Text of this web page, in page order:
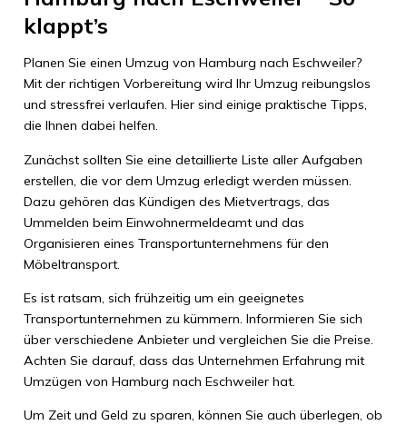
klappt’s
Planen Sie einen Umzug von Hamburg nach Eschweiler?
Mit der richtigen Vorbereitung wird Ihr Umzug reibungslos
und stressfrei verlaufen. Hier sind einige praktische Tipps,
die Ihnen dabei helfen.
Zunächst sollten Sie eine detaillierte Liste aller Aufgaben
erstellen, die vor dem Umzug erledigt werden müssen.
Dazu gehören das Kündigen des Mietvertrags, das
Ummelden beim Einwohnermeldeamt und das
Organisieren eines Transportunternehmens für den
Möbeltransport.
Es ist ratsam, sich frühzeitig um ein geeignetes
Transportunternehmen zu kümmern. Informieren Sie sich
über verschiedene Anbieter und vergleichen Sie die Preise.
Achten Sie darauf, dass das Unternehmen Erfahrung mit
Umzügen von Hamburg nach Eschweiler hat.
Um Zeit und Geld zu sparen, können Sie auch überlegen, ob